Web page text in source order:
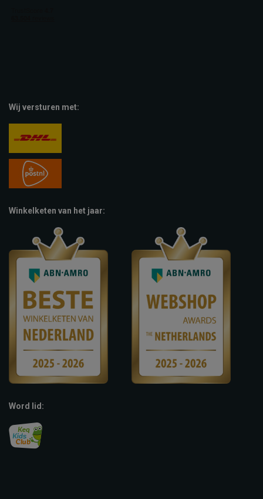
Wij versturen met:
Winkelketen van het jaar:
Word lid: